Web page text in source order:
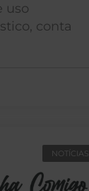
uso
conta
NOTÍCIAS